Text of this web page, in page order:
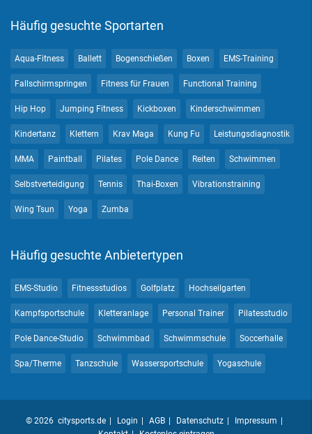
Häufig gesuchte Sportarten
Aqua-Fitness Ballett Bogenschießen Boxen EMS-Training
Fallschirmspringen Fitness für Frauen Functional Training
Hip Hop Jumping Fitness Kickboxen Kinderschwimmen
Kindertanz Klettern Krav Maga Kung Fu Leistungsdiagnostik
MMA Paintball Pilates Pole Dance Reiten Schwimmen
Selbstverteidigung Tennis Thai-Boxen Vibrationstraining
Wing Tsun Yoga Zumba
Häufig gesuchte Anbietertypen
EMS-Studio Fitnessstudios Golfplatz Hochseilgarten
Kampfsportschule Kletteranlage Personal Trainer Pilatesstudio
Pole Dance-Studio Schwimmbad Schwimmschule Soccerhalle
Spa/Therme Tanzschule Wassersportschule Yogaschule
© 2026 citysports.de Login AGB Datenschutz
Impressum